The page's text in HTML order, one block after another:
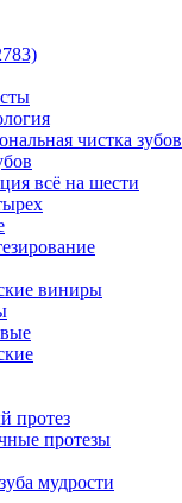
чистка зубов
всё на шести
виниры
протез
протезы
мудрости